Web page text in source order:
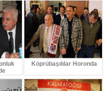
Köprübaşılılar Horonda